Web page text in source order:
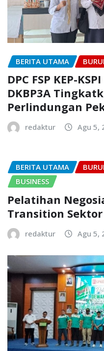
BERITA UTAMA
DPC FSP KEP-
DKBP3A
Perlindungan
redaktur Agu 5,
BERITA UTAMA
BUSINESS
Pelatihan
Transition
redaktur Agu 5,